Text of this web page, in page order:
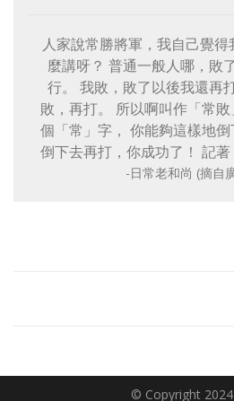
人家說常勝將軍，我自己覺
麼講呀？ 普通一般人哪，敗
行。 我敗，敗了以後我還再
敗，再打。 所以啊叫作「常
個「常」字， 你能夠這樣地
倒下去再打，你成功了！ 記
-日常老和尚 (摘自
© Copyright